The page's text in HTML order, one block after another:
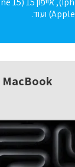
MacBook